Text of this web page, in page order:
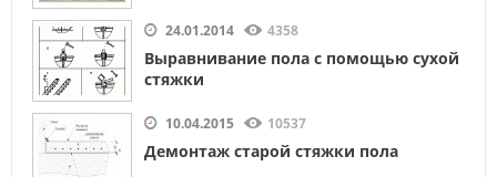
24.01.2014 4358
Выравнивание пола с помощью сухой
стяжки
10.04.2015 10537
Демонтаж старой стяжки пола